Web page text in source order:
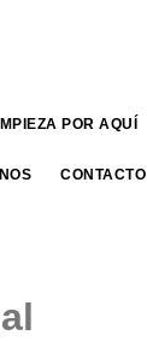
POR AQUÍ
CONTACTO